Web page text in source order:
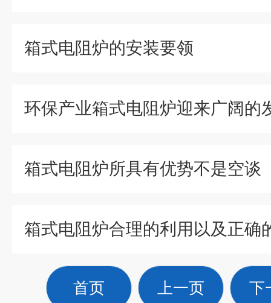
箱式电阻炉的安装要领
环保产业箱式电阻炉迎来广阔的
箱式电阻炉所具有优势不是空谈
箱式电阻炉合理的利用以及正确
首页 上一页 下